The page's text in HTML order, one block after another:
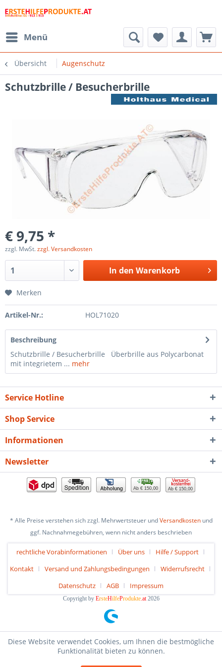
Menü
Übersicht Augenschutz
Schutzbrille / Besucherbrille
€ 9,75 *
zzgl. MwSt.zzgl. Versandkosten
In den Warenkorb
Merken
Artikel-Nr.: HOL71020
Beschreibung
Schutzbrille / Besucherbrille Überbrille aus Polycarbonat
mit integrietem ... mehr
Service Hotline
Shop Service
Informationen
Newsletter
Ab € 150,00 Ab € 150,00
* Alle Preise verstehen sich zzgl. Mehrwertsteuer undVersandkostenund
ggf. Nachnahmegebühren, wenn nicht anders beschrieben
rechtliche Vorabinformationen Über uns
Hilfe / Support
Kontakt
Versand und Zahlungsbedingungen
Widerrufsrecht
Datenschutz
AGB Impressum
Copyright by ErsteHilfeProdukte.at2026
Diese Website verwendet Cookies, um Ihnen die bestmögliche
Funktionalität bieten zu können.